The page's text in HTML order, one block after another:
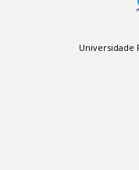
Universidade